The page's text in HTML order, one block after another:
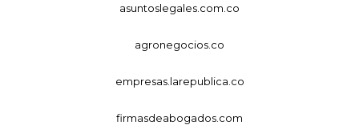
asuntoslegales.com.co
agronegocios.co
empresas.larepublica.co
firmasdeabogados.com